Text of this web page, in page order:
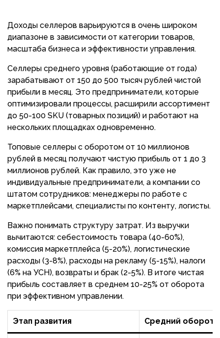
Доходы селлеров варьируются в очень широком
диапазоне в зависимости от категории товаров,
масштаба бизнеса и эффективности управления.
Селлеры среднего уровня (работающие от года)
зарабатывают от 150 до 500 тысяч рублей чистой
прибыли в месяц. Это предприниматели, которые
оптимизировали процессы, расширили ассортимент
до 50-100 SKU (товарных позиций) и работают на
нескольких площадках одновременно.
Топовые селлеры с оборотом от 10 миллионов
рублей в месяц получают чистую прибыль от 1 до 3
миллионов рублей. Как правило, это уже не
индивидуальные предприниматели, а компании со
штатом сотрудников: менеджеры по работе с
маркетплейсами, специалисты по контенту, логисты.
Важно понимать структуру затрат. Из выручки
вычитаются: себестоимость товара (40-60%),
комиссия маркетплейса (5-20%), логистические
расходы (3-8%), расходы на рекламу (5-15%), налоги
(6% на УСН), возвраты и брак (2-5%). В итоге чистая
прибыль составляет в среднем 10-25% от оборота
при эффективном управлении.
Этап развития Средний оборот